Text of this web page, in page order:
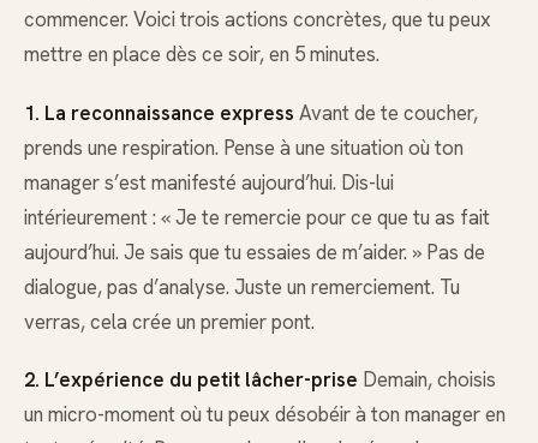
commencer. Voici trois actions concrètes, que tu peux
mettre en place dès ce soir, en 5 minutes.
1. La reconnaissance express Avant de te coucher,
prends une respiration. Pense à une situation où ton
manager s’est manifesté aujourd’hui. Dis-lui
intérieurement : « Je te remercie pour ce que tu as fait
aujourd’hui. Je sais que tu essaies de m’aider. » Pas de
dialogue, pas d’analyse. Juste un remerciement. Tu
verras, cela crée un premier pont.
2. L’expérience du petit lâcher-prise Demain, choisis
un micro-moment où tu peux désobéir à ton manager en